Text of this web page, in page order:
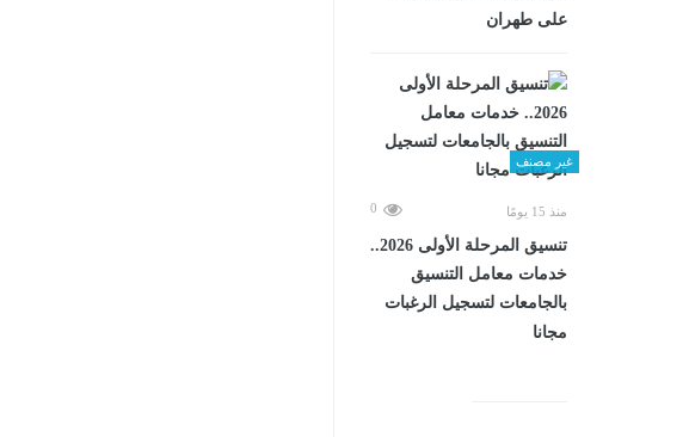
على طهران
غير مصنف
منذ 15 يومًا 0
تنسيق المرحلة الأولى 2026..
خدمات معامل التنسيق
بالجامعات لتسجيل الرغبات
مجانا